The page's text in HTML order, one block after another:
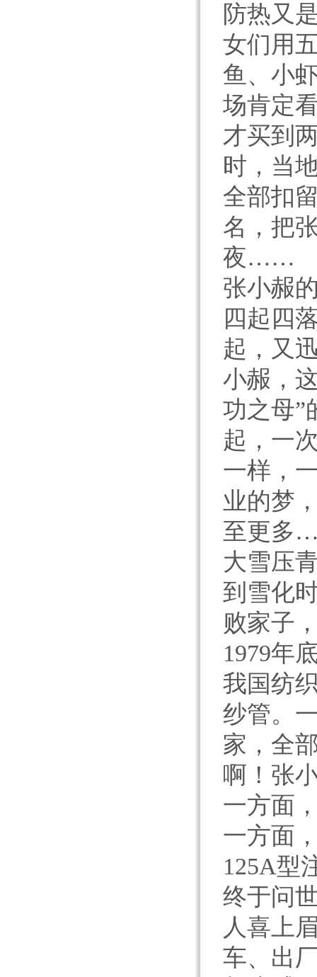
防热又
女们用
鱼、小
场肯定
才买到
时，当
全部扣
名，把
夜……
张小赧
四起四
起，又
小赧，
功之母”
起，一
一样，
业的梦
至更多
大雪压
到雪化
败家子
1979年
我国纺
纱管。
家，全
啊！张
一方面
一方面
125A型
终于问
人喜上
车、出